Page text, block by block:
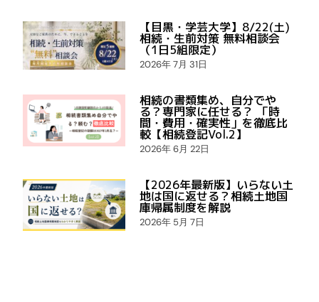
【目黒・学芸大学】8/22(土)
相続・生前対策 無料相談会
（1日5組限定）
2026年 7月 31日
相続の書類集め、自分でや
る？専門家に任せる？ 「時
間・費用・確実性」を徹底比
較【相続登記Vol.2】
2026年 6月 22日
【2026年最新版】いらない土
地は国に返せる？相続土地国
庫帰属制度を解説
2026年 5月 7日